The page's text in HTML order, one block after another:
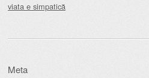
viata e simpatică
Meta